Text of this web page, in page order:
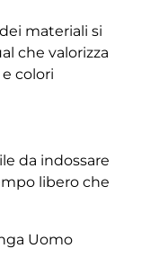
materiali si
che valorizza
colori
da indossare
libero che
Uomo